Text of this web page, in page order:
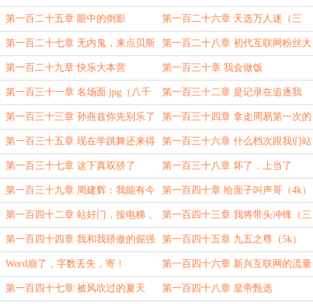
第一百二十五章 眼中的倒影 第一百二十六章 天选万人迷（三
更）
第一百二十七章 无内鬼，来点贝斯
手
第一百二十八章 初代互联网粉丝大
战
第一百二十九章 快乐大本营 第一百三十章 我会做饭
第一百三十一章 名场面.jpg（八千
字！夸！）
第一百三十二章 是记录在追逐我
第一百三十三章 孙燕兹你先别乐了 第一百三十四章 拿走周易第一次的
女人
第一百三十五章 现在学跳舞还来得
及吗
第一百三十六章 什么档次跟我们站
一起
第一百三十七章 这下真双骄了 第一百三十八章 坏了，上当了
第一百三十九章 周建辉：我能有今
天全靠自己的努力
第一百四十章 给面子叫声哥（4k）
第一百四十二章 站好门，按电梯，
好莱坞的门找不到（5k）
第一百四十三章 我将带头冲锋（三
合一6k！）
第一百四十四章 我和我骄傲的倔强
（6k！）
第一百四十五章 九五之尊（5k）
Word崩了，字数丢失，寄！ 第一百四十六章 新兴互联网的流量
担当
第一百四十七章 被风吹过的夏天 第一百四十八章 皇帝甄选